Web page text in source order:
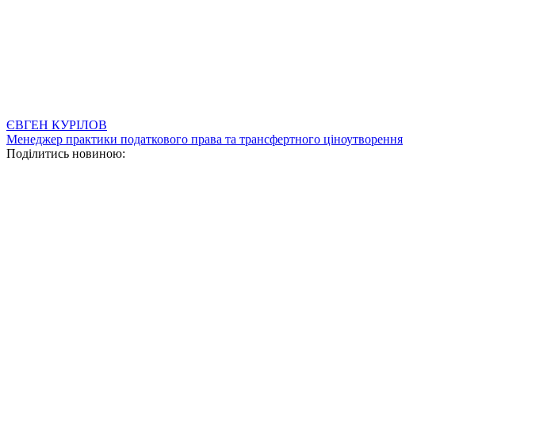
ЄВГЕН КУРІЛОВ
Менеджер практики податкового права та трансфертного ціноутворення
Поділитись новиною: